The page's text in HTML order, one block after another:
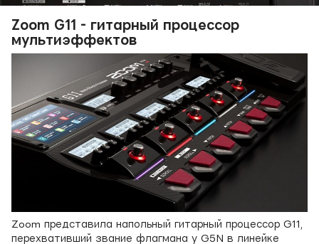
Zoom G11 - гитарный процессор
мультиэффектов
Zoom представила напольный гитарный процессор G11,
перехвативший звание флагмана у G5N в линейке